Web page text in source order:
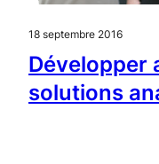
18 septembre 2016
Développer
solutions